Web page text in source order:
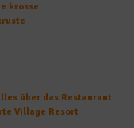
krosse
über das Restaurant
Village Resort